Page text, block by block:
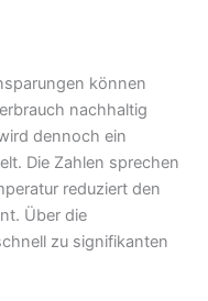
können
nachhaltig
dennoch ein
Die Zahlen sprechen
reduziert den
Über die
zu signifikanten